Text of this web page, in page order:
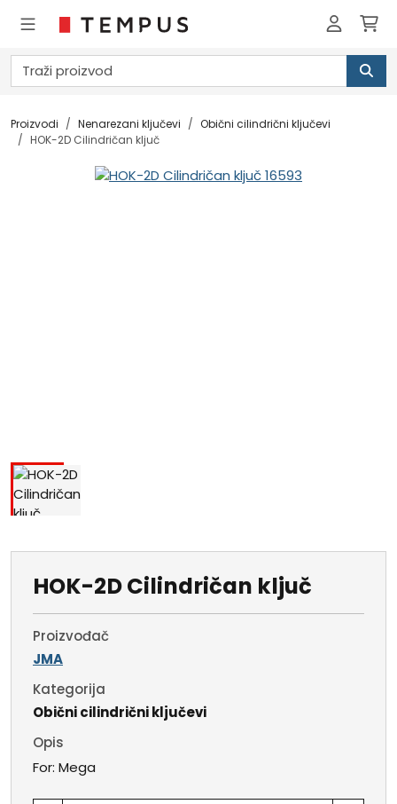
Proizvodi Nenarezani ključevi
Obični cilindrični ključevi
HOK-2D Cilindričan ključ
HOK-2D Cilindričan ključ
Proizvođač
JMA
Kategorija
Obični cilindrični ključevi
Opis
For: Mega